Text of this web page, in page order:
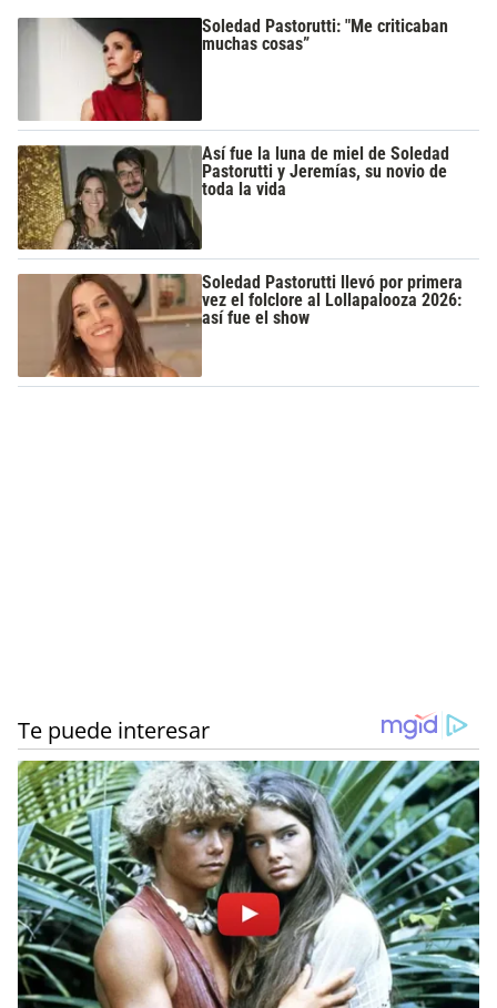
Soledad Pastorutti: "Me criticaban
muchas cosas”
Así fue la luna de miel de Soledad
Pastorutti y Jeremías, su novio de
toda la vida
Soledad Pastorutti llevó por primera
vez el folclore al Lollapalooza 2026:
así fue el show